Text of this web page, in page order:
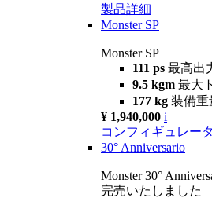
製品詳細
Monster SP
Monster SP
111 ps 最高出
9.5 kgm 最大
177 kg 装備重
¥ 1,940,000 i
コンフィギュレー
30° Anniversario
Monster 30°
完売いたしました